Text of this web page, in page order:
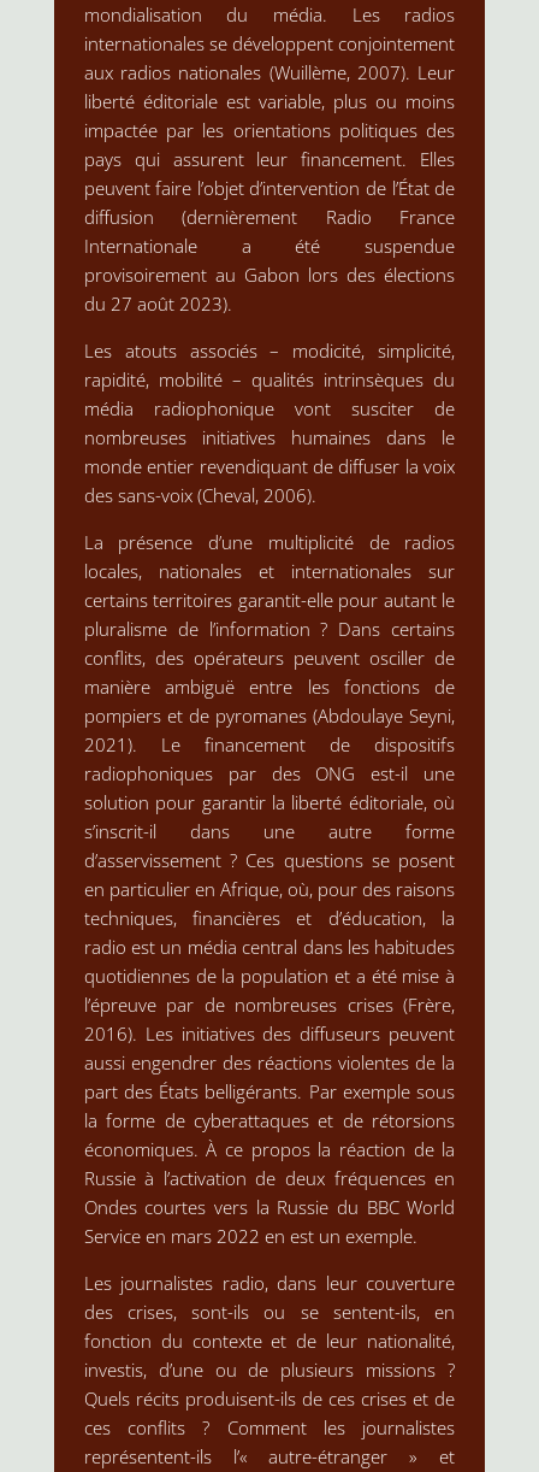
mondialisation du média. Les radios
internationales se développent conjointement
aux radios nationales (Wuillème, 2007). Leur
liberté éditoriale est variable, plus ou moins
impactée par les orientations politiques des
pays qui assurent leur financement. Elles
peuvent faire l’objet d’intervention de l’État de
diffusion (dernièrement Radio France
Internationale a été suspendue
provisoirement au Gabon lors des élections
du 27 août 2023).
Les atouts associés – modicité, simplicité,
rapidité, mobilité – qualités intrinsèques du
média radiophonique vont susciter de
nombreuses initiatives humaines dans le
monde entier revendiquant de diffuser la voix
des sans-voix (Cheval, 2006).
La présence d’une multiplicité de radios
locales, nationales et internationales sur
certains territoires garantit-elle pour autant le
pluralisme de l’information ? Dans certains
conflits, des opérateurs peuvent osciller de
manière ambiguë entre les fonctions de
pompiers et de pyromanes (Abdoulaye Seyni,
2021). Le financement de dispositifs
radiophoniques par des ONG est-il une
solution pour garantir la liberté éditoriale, où
s’inscrit-il dans une autre forme
d’asservissement ? Ces questions se posent
en particulier en Afrique, où, pour des raisons
techniques, financières et d’éducation, la
radio est un média central dans les habitudes
quotidiennes de la population et a été mise à
l’épreuve par de nombreuses crises (Frère,
2016). Les initiatives des diffuseurs peuvent
aussi engendrer des réactions violentes de la
part des États belligérants. Par exemple sous
la forme de cyberattaques et de rétorsions
économiques. À ce propos la réaction de la
Russie à l’activation de deux fréquences en
Ondes courtes vers la Russie du BBC World
Service en mars 2022 en est un exemple.
Les journalistes radio, dans leur couverture
des crises, sont-ils ou se sentent-ils, en
fonction du contexte et de leur nationalité,
investis, d’une ou de plusieurs missions ?
Quels récits produisent-ils de ces crises et de
ces conflits ? Comment les journalistes
représentent-ils l’« autre-étranger » et